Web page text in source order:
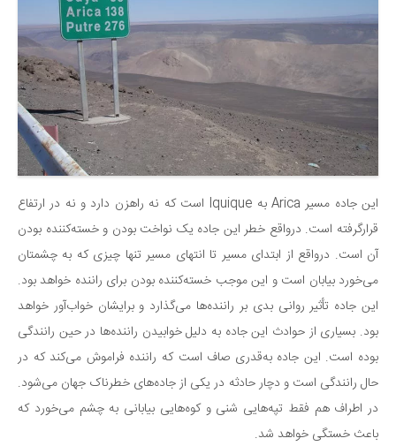
این جاده مسیر Arica به Iquique است که نه راهزن دارد و نه در ارتفاع
قرارگرفته است. درواقع خطر این جاده یک نواخت بودن و خسته‌کننده بودن
آن است. درواقع از ابتدای مسیر تا انتهای مسیر تنها چیزی که به چشمتان
می‌خورد بیابان است و این موجب خسته‌کننده بودن برای راننده خواهد بود.
این جاده تأثیر روانی بدی بر راننده‌ها می‌گذارد و برایشان خواب‌آور خواهد
بود. بسیاری از حوادث این جاده به دلیل خوابیدن راننده‌ها در حین رانندگی
بوده است. این جاده به‌قدری صاف است که راننده فراموش می‌کند که در
حال رانندگی است و دچار حادثه در یکی از جاده‌های خطرناک جهان می‌شود.
در اطراف هم فقط تپه‌هایی شنی و کوه‌هایی بیابانی به چشم می‌خورد که
باعث خستگی خواهد شد.